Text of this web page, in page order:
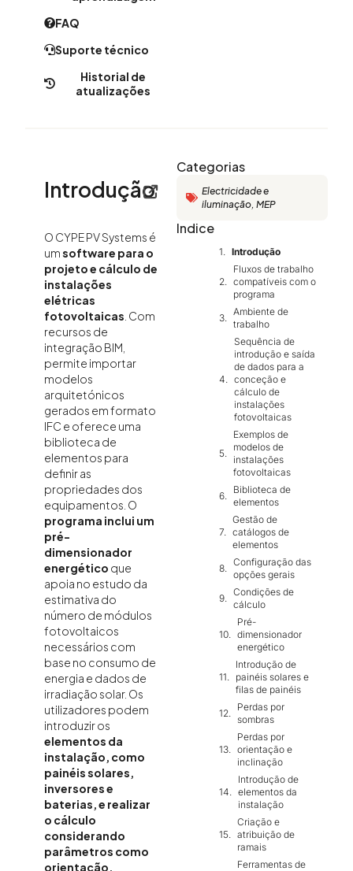
FAQ
Suporte técnico
Historial de
atualizações
Categorias
Electricidade e
iluminação, MEP
Indice
Introdução
Fluxos de trabalho
compatíveis com o
programa
Ambiente de
trabalho
Sequência de
introdução e saída
de dados para a
conceção e
cálculo de
instalações
fotovoltaicas
Exemplos de
modelos de
instalações
fotovoltaicas
Biblioteca de
elementos
Gestão de
catálogos de
elementos
Configuração das
opções gerais
Condições de
cálculo
Pré-
dimensionador
energético
Introdução de
painéis solares e
filas de painéis
Perdas por
sombras
Perdas por
orientação e
inclinação
Introdução de
elementos da
instalação
Criação e
atribuição de
ramais
Ferramentas de
Introdução
O CYPE PV Systems é
umsoftware para o
projeto e cálculo de
instalações
elétricas
fotovoltaicas . Com
recursos de
integração BIM,
permite importar
modelos
arquitetónicos
gerados em formato
IFC e oferece uma
biblioteca de
elementos para
definir as
propriedades dos
equipamentos. O
programa inclui um
pré-
dimensionador
energético que
apoia no estudo da
estimativa do
número de módulos
fotovoltaicos
necessários com
base no consumo de
energia e dados de
irradiação solar. Os
utilizadores podem
introduzir os
elementos da
instalação, como
painéis solares,
inversores e
baterias, e realizar
o cálculo
considerando
parâmetros como
orientação,